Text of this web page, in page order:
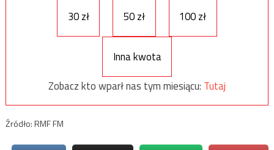
30 zł 50 zł 100 zł
Inna kwota
Zobacz kto wparł nas tym miesiącu: Tutaj
Źródło: RMF FM